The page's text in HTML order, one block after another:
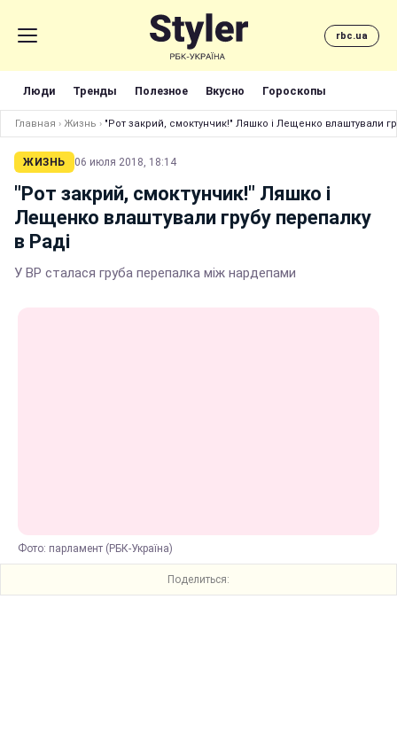
rbc.ua
Люди Тренды Полезное Вкусно Гороскопы
Главная › Жизнь › "Рот закрий, смоктунчик!" Ляшко і Лещенко влаштували
ЖИЗНЬ 06 июля 2018, 18:14
"Рот закрий, смоктунчик!" Ляшко і
Лещенко влаштували грубу перепалку
в Раді
У ВР сталася груба перепалка між нардепами
Фото: парламент (РБК-Україна)
Поделиться: